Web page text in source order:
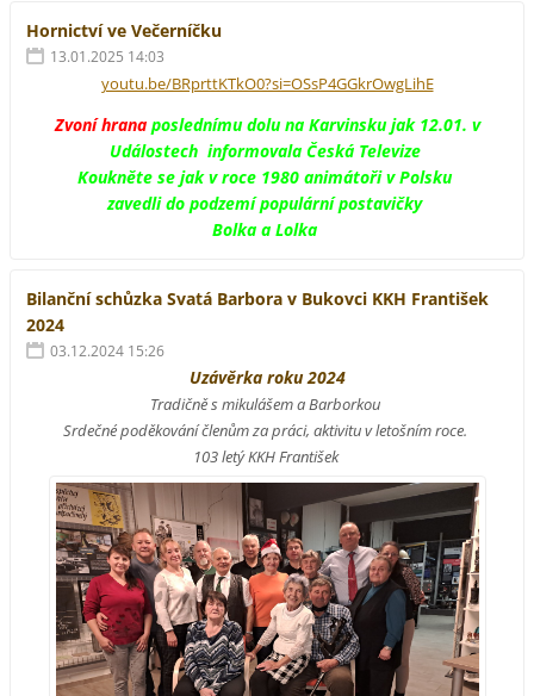
Hornictví ve Večerníčku
13.01.2025 14:03
youtu.be/BRprttKTkO0?si=OSsP4GGkrOwgLihE
Zvoní hrana poslednímu dolu na Karvinsku jak 12.01. v
Událostech informovala Česká Televize
Koukněte se jak v roce 1980 animátoři v Polsku
zavedli do podzemí populární postavičky
Bolka a Lolka
Bilanční schůzka Svatá Barbora v Bukovci KKH František
2024
03.12.2024 15:26
Uzávěrka roku 2024
Tradičně s mikulášem a Barborkou
Srdečné poděkování členům za práci, aktivitu v letošním roce.
103 letý KKH František